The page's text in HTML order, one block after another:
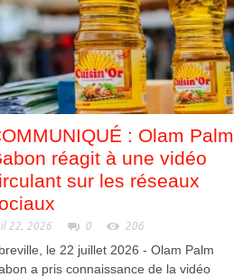
: Olam Palm
réagit à une vidéo
sur les réseaux
22, 2026 0 206
le 22 juillet 2026 - Olam Palm
a pris connaissance de la vidéo